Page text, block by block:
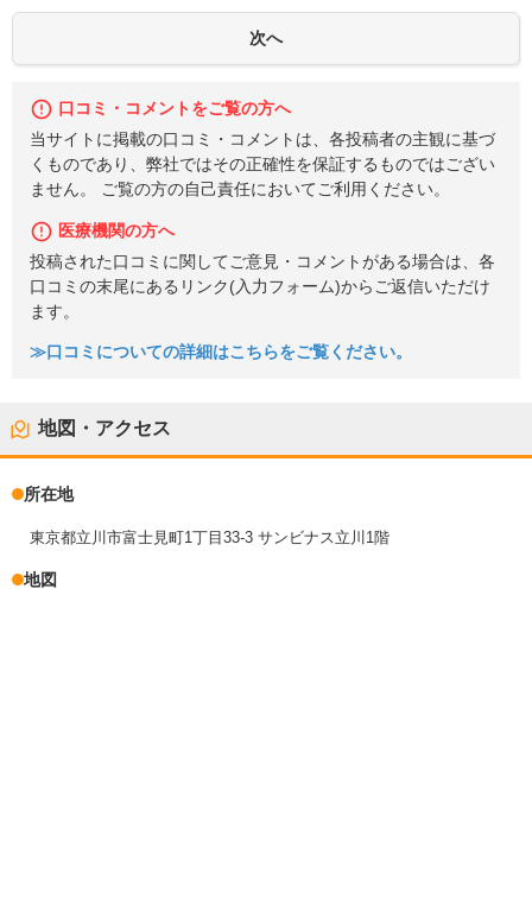
口コミ・コメントをご覧の方へ
当サイトに掲載の口コミ・コメントは、各投稿者の主観に基づ
くものであり、弊社ではその正確性を保証するものではござい
ません。 ご覧の方の自己責任においてご利用ください。
医療機関の方へ
投稿された口コミに関してご意見・コメントがある場合は、各
口コミの末尾にあるリンク(入力フォーム)からご返信いただけ
ます。
≫口コミについての詳細はこちらをご覧ください。
地図・アクセス
所在地
東京都立川市富士見町1丁目33-3 サンビナス立川1階
地図